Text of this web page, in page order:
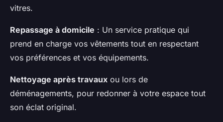
vitres.
Repassage à domicile : Un service pratique qui
prend en charge vos vêtements tout en respectant
vos préférences et vos équipements.
Nettoyage après travaux ou lors de
déménagements, pour redonner à votre espace tout
son éclat original.